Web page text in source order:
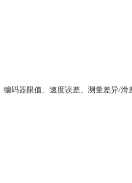
码器限值、速度误差、测量差异/滑